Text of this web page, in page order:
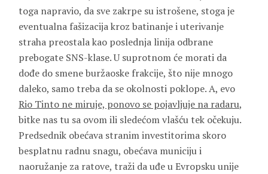
toga napravio, da sve zakrpe su istrošene, stoga je
eventualna fašizacija kroz batinanje i uterivanje
straha preostala kao poslednja linija odbrane
prebogate SNS-klase. U suprotnom će morati da
dođe do smene buržaoske frakcije, što nije mnogo
daleko, samo treba da se okolnosti poklope. A, evo
Rio Tinto ne miruje, ponovo se pojavljuje na radaru,
bitke nas tu sa ovom ili sledećom vlašću tek očekuju.
Predsednik obećava stranim investitorima skoro
besplatnu radnu snagu, obećava municiju i
naoružanje za ratove, traži da uđe u Evropsku unije